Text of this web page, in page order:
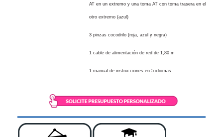
AT en un extremo y una toma AT con toma trasera en el
otro extremo (azul)
3 pinzas cocodrilo (roja, azul y negra)
1 cable de alimentación de red de 1,80 m
1 manual de instrucciones en 5 idiomas